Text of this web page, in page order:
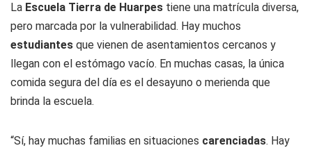
La Escuela Tierra de Huarpes tiene una matrícula diversa,
pero marcada por la vulnerabilidad. Hay muchos
estudiantes que vienen de asentamientos cercanos y
llegan con el estómago vacío. En muchas casas, la única
comida segura del día es el desayuno o merienda que
brinda la escuela.
“Sí, hay muchas familias en situaciones carenciadas. Hay